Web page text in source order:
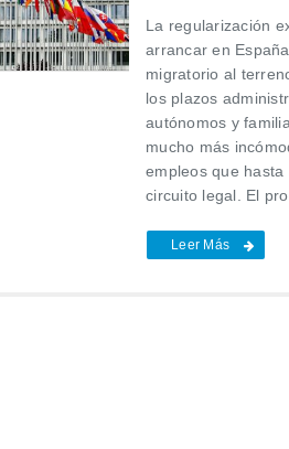
La regularización
arrancar en
migratorio al
los plazos
autónomos y
mucho más
empleos que
circuito legal. El
Leer Más